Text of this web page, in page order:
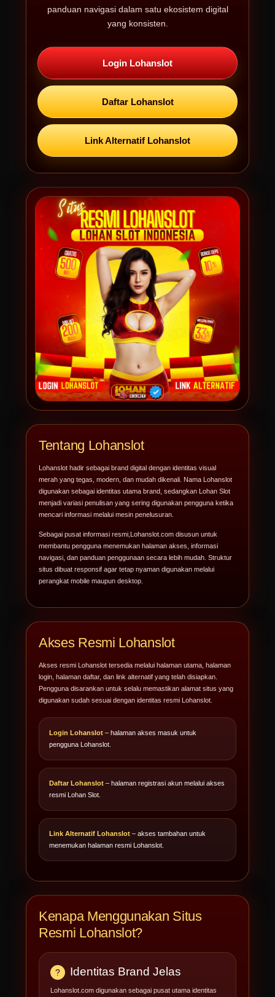
panduan navigasi dalam satu ekosistem digital
yang konsisten.
Login Lohanslot
Daftar Lohanslot
Link Alternatif Lohanslot
Tentang Lohanslot
Lohanslot hadir sebagai brand digital dengan identitas visual
merah yang tegas, modern, dan mudah dikenali. Nama Lohanslot
digunakan sebagai identitas utama brand, sedangkan Lohan Slot
menjadi variasi penulisan yang sering digunakan pengguna ketika
mencari informasi melalui mesin penelusuran.
Sebagai pusat informasi resmi, Lohanslot.com disusun untuk
membantu pengguna menemukan halaman akses, informasi
navigasi, dan panduan penggunaan secara lebih mudah. Struktur
situs dibuat responsif agar tetap nyaman digunakan melalui
perangkat mobile maupun desktop.
Akses Resmi Lohanslot
Akses resmi Lohanslot tersedia melalui halaman utama, halaman
login, halaman daftar, dan link alternatif yang telah disiapkan.
Pengguna disarankan untuk selalu memastikan alamat situs yang
digunakan sudah sesuai dengan identitas resmi Lohanslot.
Login Lohanslot – halaman akses masuk untuk
pengguna Lohanslot.
Daftar Lohanslot – halaman registrasi akun melalui akses
resmi Lohan Slot.
Link Alternatif Lohanslot – akses tambahan untuk
menemukan halaman resmi Lohanslot.
Kenapa Menggunakan Situs
Resmi Lohanslot?
Identitas Brand Jelas
Lohanslot.com digunakan sebagai pusat utama identitas